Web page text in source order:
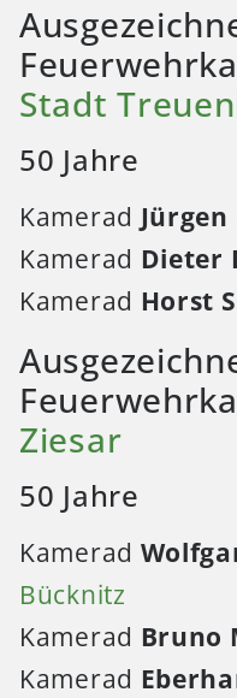
Stadt
50 Jahre
Kamerad
Kamerad Dieter
Kamerad Horst
Ziesar
50 Jahre
Kamerad
Bücknitz
Kamerad Bruno
Kamerad